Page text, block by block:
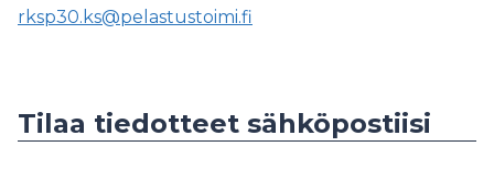
rksp30.ks@pelastustoimi.fi
Tilaa tiedotteet sähköpostiisi